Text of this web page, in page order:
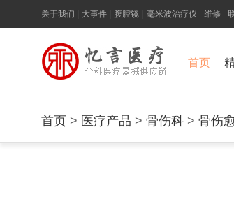
关于我们 大事件 腹腔镜 毫米波治疗仪 维修
首页
首页 > 医疗产品 > 骨伤科 > 骨伤